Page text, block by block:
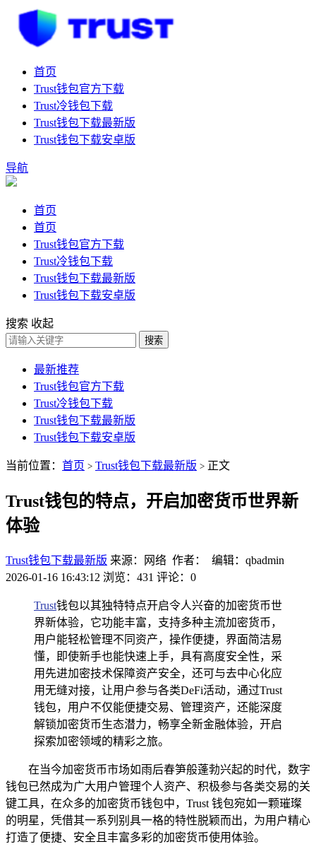
首页
Trust钱包官方下载
Trust冷钱包下载
Trust钱包下载最新版
Trust钱包下载安卓版
导航
首页
首页
Trust钱包官方下载
Trust冷钱包下载
Trust钱包下载最新版
Trust钱包下载安卓版
搜索 收起
搜索
最新推荐
Trust钱包官方下载
Trust冷钱包下载
Trust钱包下载最新版
Trust钱包下载安卓版
当前位置： 首页 > Trust钱包下载最新版 > 正文
Trust钱包的特点，开启加密货币世界新
体验
Trust钱包下载最新版 来源：网络 作者： 编辑：qbadmin
2026-01-16 16:43:12 浏览：431 评论：0
Trust钱包以其独特特点开启令人兴奋的加密货币世
界新体验，它功能丰富，支持多种主流加密货币，
用户能轻松管理不同资产，操作便捷，界面简洁易
懂，即使新手也能快速上手，具有高度安全性，采
用先进加密技术保障资产安全，还可与去中心化应
用无缝对接，让用户参与各类DeFi活动，通过Trust
钱包，用户不仅能便捷交易、管理资产，还能深度
解锁加密货币生态潜力，畅享全新金融体验，开启
探索加密领域的精彩之旅。
在当今加密货币市场如雨后春笋般蓬勃兴起的时代，数字
钱包已然成为广大用户管理个人资产、积极参与各类交易的关
键工具，在众多的加密货币钱包中，Trust 钱包宛如一颗璀璨
的明星，凭借其一系列别具一格的特性脱颖而出，为用户精心
打造了便捷、安全且丰富多彩的加密货币使用体验。